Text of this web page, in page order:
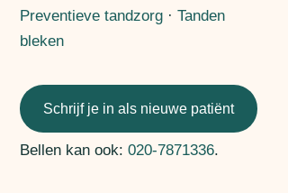
Preventieve tandzorg · Tanden
bleken
Schrijf je in als nieuwe patiënt
Bellen kan ook: 020-7871336.